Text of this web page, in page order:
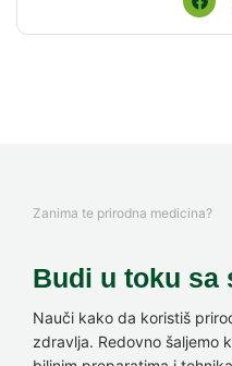
Zanima te prirodna medicina?
Budi u toku sa
Nauči kako da koristiš
zdravlja. Redovno šaljemo